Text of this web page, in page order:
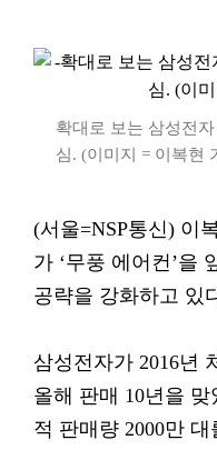
확대로 보는 삼성전
심. (이미지 = 이복현
(서울=NSP통신) 이
가 ‘무풍 에어컨’을
공략을 강화하고 있
삼성전자가 2016년
올해 판매 10년을
적 판매량 2000만